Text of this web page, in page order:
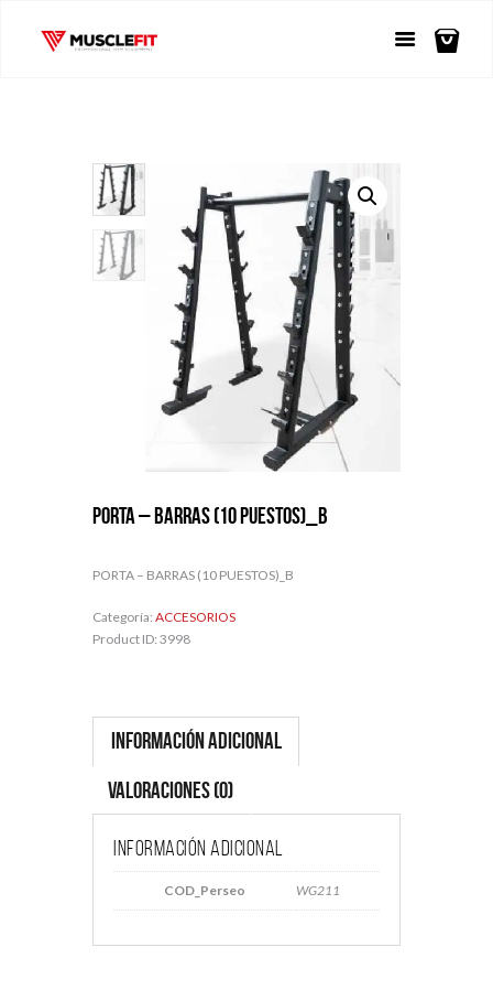
PORTA – BARRAS (10 PUESTOS)_B
PORTA – BARRAS (10 PUESTOS)_B
Categoría: ACCESORIOS
Product ID: 3998
Información adicional
Valoraciones (0)
Información adicional
COD_Perseo WG211